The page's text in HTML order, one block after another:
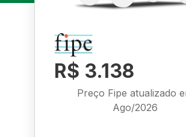
R$ 3.138
Preço Fipe atualizado
Ago/2026